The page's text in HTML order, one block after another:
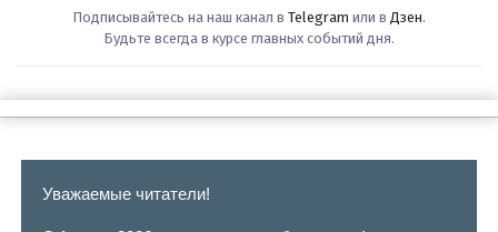
Подписывайтесь на наш канал в Telegram или в Дзен.
Будьте всегда в курсе главных событий дня.
Уважаемые читатели!